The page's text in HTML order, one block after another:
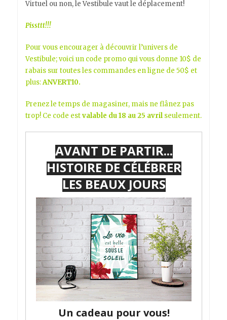
Virtuel ou non, le Vestibule vaut le déplacement!
Pissttt!!!
Pour vous encourager à découvrir l’univers de
Vestibule; voici un code promo qui vous donne 10$ de
rabais sur toutes les commandes en ligne de 50$ et
plus:ANVERT10.
Prenez le temps de magasiner, mais ne flânez pas
trop! Ce code estvalable du 18 au 25 avrilseulement.